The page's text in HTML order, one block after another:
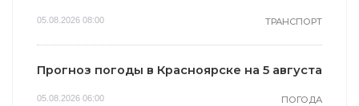
05.08.2026 08:00 ТРАНСПОРТ
Прогноз погоды в Красноярске на 5 августа
05.08.2026 06:00 ПОГОДА